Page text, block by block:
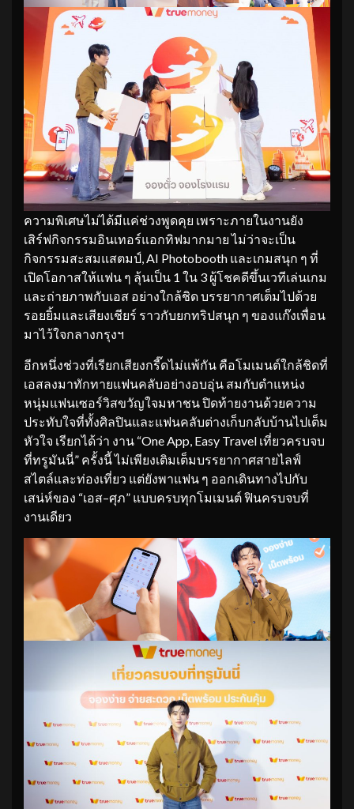
ความพิเศษไม่ได้มีแค่ช่วงพูดคุย เพราะภายในงานยัง
เสิร์ฟกิจกรรมอินเทอร์แอกทิฟมากมาย ไม่ว่าจะเป็น
กิจกรรมสะสมแสตมป์, AI Photobooth และเกมสนุก ๆ ที่
เปิดโอกาสให้แฟน ๆ ลุ้นเป็น 1 ใน 3 ผู้โชคดีขึ้นเวทีเล่นเกม
และถ่ายภาพกับเอส อย่างใกล้ชิด บรรยากาศเต็มไปด้วย
รอยยิ้มและเสียงเชียร์ ราวกับยกทริปสนุก ๆ ของแก๊งเพื่อน
มาไว้ใจกลางกรุงฯ
อีกหนึ่งช่วงที่เรียกเสียงกรี๊ดไม่แพ้กัน คือโมเมนต์ใกล้ชิดที่
เอสลงมาทักทายแฟนคลับอย่างอบอุ่น สมกับตำแหน่ง
หนุ่มแฟนเซอร์วิสขวัญใจมหาชน ปิดท้ายงานด้วยความ
ประทับใจที่ทั้งศิลปินและแฟนคลับต่างเก็บกลับบ้านไปเต็ม
หัวใจ เรียกได้ว่า งาน “One App, Easy Travel เที่ยวครบจบ
ที่ทรูมันนี่” ครั้งนี้ ไม่เพียงเติมเต็มบรรยากาศสายไลฟ์
สไตล์และท่องเที่ยว แต่ยังพาแฟน ๆ ออกเดินทางไปกับ
เสน่ห์ของ “เอส–ศุภ” แบบครบทุกโมเมนต์ ฟินครบจบที่
งานเดียว